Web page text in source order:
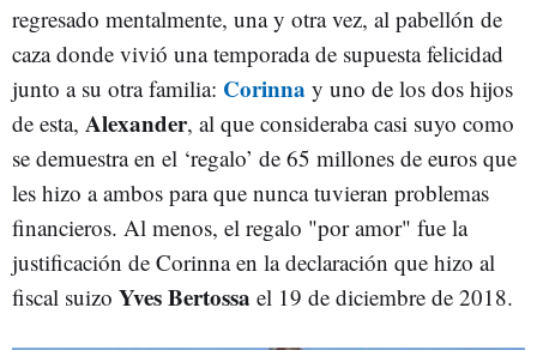
regresado mentalmente, una y otra vez, al pabellón de
caza donde vivió una temporada de supuesta felicidad
junto a su otra familia: Corinna y uno de los dos hijos
de esta, Alexander, al que consideraba casi suyo como
se demuestra en el ‘regalo’ de 65 millones de euros que
les hizo a ambos para que nunca tuvieran problemas
financieros. Al menos, el regalo "por amor" fue la
justificación de Corinna en la declaración que hizo al
fiscal suizo Yves Bertossa el 19 de diciembre de 2018.